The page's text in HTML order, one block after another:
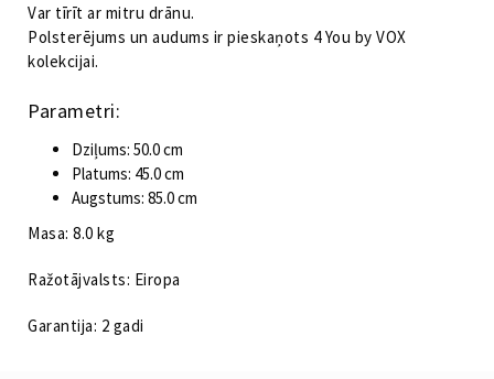
Var tīrīt ar mitru drānu.
Polsterējums un audums ir pieskaņots 4 You by VOX
kolekcijai.
Parametri:
Dziļums: 50.0 cm
Platums: 45.0 cm
Augstums: 85.0 cm
Masa: 8.0 kg
Ražotājvalsts: Eiropa
Garantija: 2 gadi